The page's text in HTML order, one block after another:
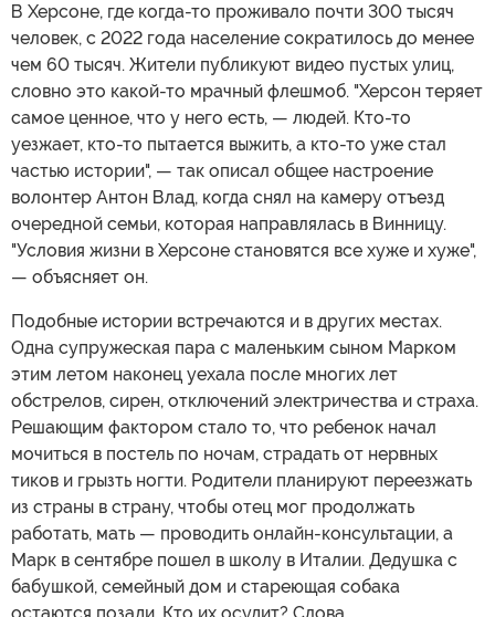
В Херсоне, где когда-то проживало почти 300 тысяч
человек, с 2022 года население сократилось до менее
чем 60 тысяч. Жители публикуют видео пустых улиц,
словно это какой-то мрачный флешмоб. "Херсон теряет
самое ценное, что у него есть, — людей. Кто-то
уезжает, кто-то пытается выжить, а кто-то уже стал
частью истории", — так описал общее настроение
волонтер Антон Влад, когда снял на камеру отъезд
очередной семьи, которая направлялась в Винницу.
"Условия жизни в Херсоне становятся все хуже и хуже",
— объясняет он.
Подобные истории встречаются и в других местах.
Одна супружеская пара с маленьким сыном Марком
этим летом наконец уехала после многих лет
обстрелов, сирен, отключений электричества и страха.
Решающим фактором стало то, что ребенок начал
мочиться в постель по ночам, страдать от нервных
тиков и грызть ногти. Родители планируют переезжать
из страны в страну, чтобы отец мог продолжать
работать, мать — проводить онлайн-консультации, а
Марк в сентябре пошел в школу в Италии. Дедушка с
бабушкой, семейный дом и стареющая собака